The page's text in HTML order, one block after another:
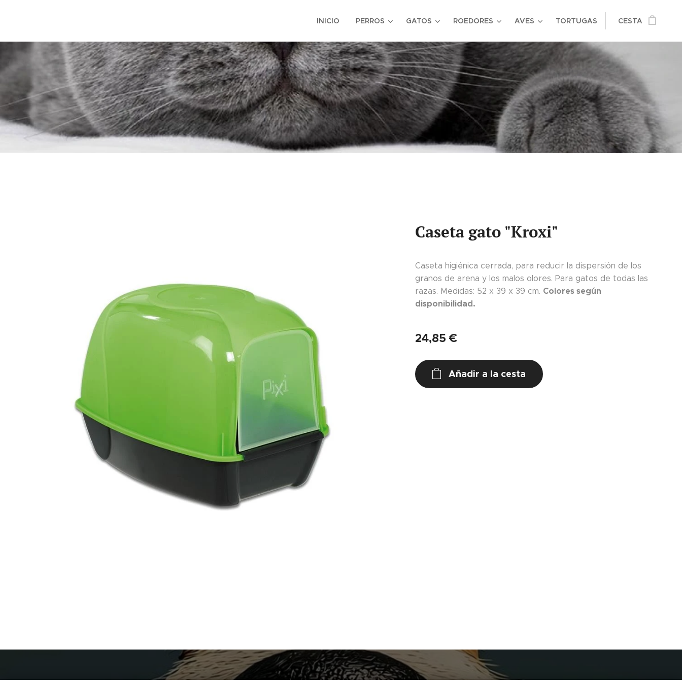
INICIO PERROS GATOS ROEDORES AVES TORTUGAS CESTA
Caseta gato "Kroxi"
Caseta higiénica cerrada, para reducir la dispersión de los
granos de arena y los malos olores. Para gatos de todas las
razas. Medidas: 52 x 39 x 39 cm. Colores según
disponibilidad.
24,85 €
Añadir a la cesta